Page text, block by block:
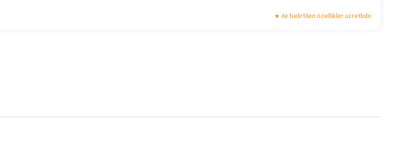
ile belirtilen özellikler ücretlidir.